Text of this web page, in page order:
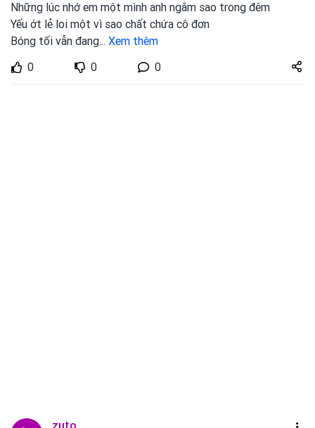
Những lúc nhớ em một mình anh ngắm sao trong đêm
Yếu ớt lẻ loi một vì sao chất chứa cô đơn
Bóng tối vẫn đang... Xem thêm
0
0 0
Share
zuto.vn
zuto